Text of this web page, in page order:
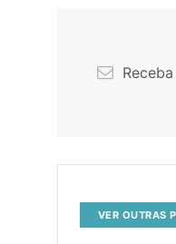
VER OUTRAS